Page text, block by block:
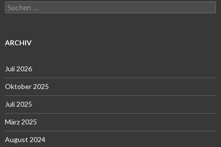
Suchen
nach:
ARCHIV
Juli 2026
Oktober 2025
Juli 2025
März 2025
August 2024